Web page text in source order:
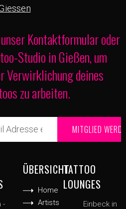
Kontaktformular oder
Studio in Gießen, um
Verwirklichung deines
zu arbeiten.
-
ÜBERSICHT
Home
Artists
TATTOO
LOUNGES
Einbeck in